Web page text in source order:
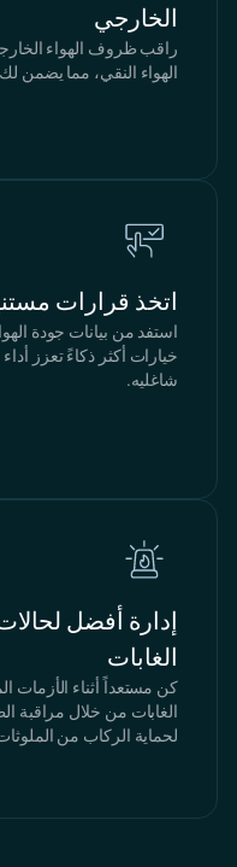
الخارجي
راقب ظروف الهواء
الهواء النقي، مما يضمن
اتخذ قرارات
استفد من بيانات جودة
خيارات أكثر ذكاءً تعزز
شاغليه.
إدارة أفضل
الغابات
كن مستعداً أثناء الأزمات
الغابات من خلال
لحماية الركاب من